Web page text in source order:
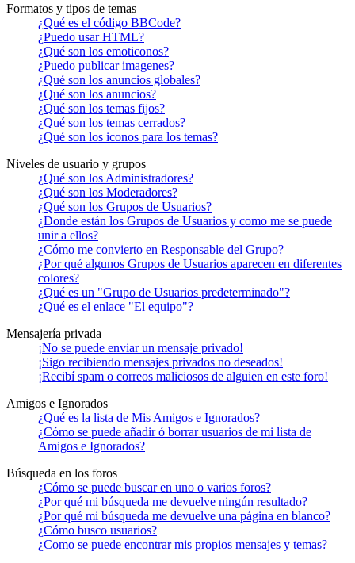
Formatos y tipos de temas
¿Qué es el código BBCode?
¿Puedo usar HTML?
¿Qué son los emoticonos?
¿Puedo publicar imagenes?
¿Qué son los anuncios globales?
¿Qué son los anuncios?
¿Qué son los temas fijos?
¿Qué son los temas cerrados?
¿Qué son los iconos para los temas?
Niveles de usuario y grupos
¿Qué son los Administradores?
¿Qué son los Moderadores?
¿Qué son los Grupos de Usuarios?
¿Donde están los Grupos de Usuarios y como me se puede
unir a ellos?
¿Cómo me convierto en Responsable del Grupo?
¿Por qué algunos Grupos de Usuarios aparecen en diferentes
colores?
¿Qué es un "Grupo de Usuarios predeterminado"?
¿Qué es el enlace "El equipo"?
Mensajería privada
¡No se puede enviar un mensaje privado!
¡Sigo recibiendo mensajes privados no deseados!
¡Recibí spam o correos maliciosos de alguien en este foro!
Amigos e Ignorados
¿Qué es la lista de Mis Amigos e Ignorados?
¿Cómo se puede añadir ó borrar usuarios de mi lista de
Amigos e Ignorados?
Búsqueda en los foros
¿Cómo se puede buscar en uno o varios foros?
¿Por qué mi búsqueda me devuelve ningún resultado?
¿Por qué mi búsqueda me devuelve una página en blanco?
¿Cómo busco usuarios?
¿Como se puede encontrar mis propios mensajes y temas?